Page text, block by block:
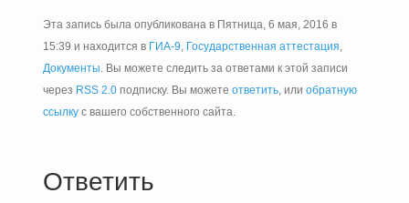
Эта запись была опубликована в Пятница, 6 мая, 2016 в
15:39 и находится в ГИА-9, Государственная аттестация,
Документы. Вы можете следить за ответами к этой записи
через RSS 2.0подписку. Вы можете ответить, или обратную
ссылкус вашего собственного сайта.
Ответить